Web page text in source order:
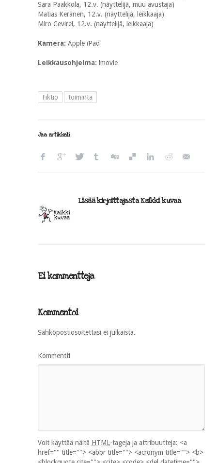
Sara Paakkola, 12.v. (näyttelijä, muu avustaja)
Matias Keränen, 12.v. (näyttelijä, leikkaaja)
Miro Cevirel, 12.v. (näyttelijä, leikkaaja)
Kamera: Apple iPad
Leikkausohjelma: imovie
Fiktio toiminta
Jaa artikkeli
Lisää kirjoittajasta Kaikki kuvaa
Ei kommentteja
Kommentoi
Sähköpostiosoitettasi ei julkaista.
Kommentti
Voit käyttää näitä HTML-tageja ja attribuutteja: <a
href="" title=""> <abbr title=""> <acronym title=""> <b>